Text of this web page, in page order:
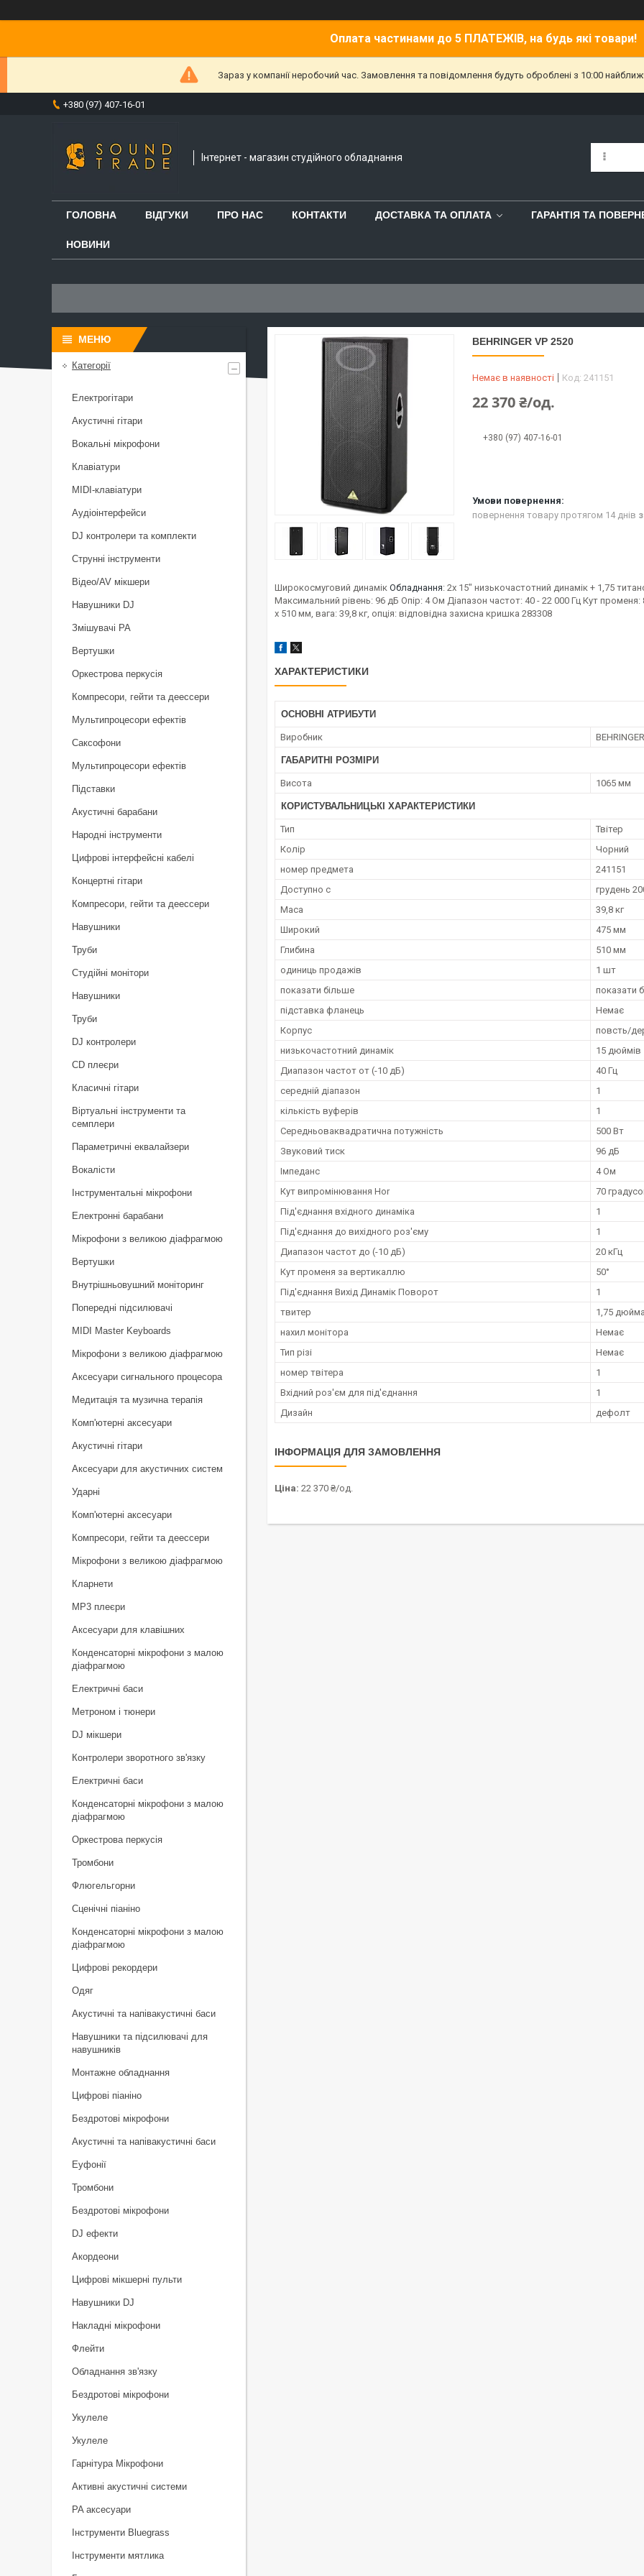
Оплата частинами до 5 ПЛАТЕЖІВ, на будь які товари!
Зараз у компанії неробочий час. Замовлення та повідомлення будуть оброблені з 10:00
+380 (97) 407-16-01
Інтернет - магазин студійного обладнання
ГОЛОВНА ВІДГУКИ ПРО НАС КОНТАКТИ ДОСТАВКА ТА ОПЛАТА ГАРАНТІЯ ТА
НОВИНИ
BEHRINGER VP 2520
Немає в наявності Код: 241151
22 370 ₴/од.
+380 (97) 407-16-01
повернення товару протягом 14 днів
Широкосмуговий динамік Обладнання: 2x 15" низькочастотний динамік + 1,75
Максимальний рівень: 96 дБ Опір: 4 Ом Діапазон частот: 40 - 22 000 Гц Кут променя:
x 510 мм, вага: 39,8 кг, опція: відповідна захисна кришка 283308
ХАРАКТЕРИСТИКИ
ОСНОВНІ АТРИБУТИ
Виробник BEHRINGER
ГАБАРИТНІ РОЗМІРИ
Висота 1065 мм
КОРИСТУВАЛЬНИЦЬКІ ХАРАКТЕРИСТИКИ
Тип
Твітер
Колір
Чорний
номер предмета
241151
Доступно с
грудень
Маса
39,8 кг
Широкий
475 мм
Глибина
510 мм
одиниць продажів
1 шт
показати більше
показати
підставка фланець
Немає
Корпус
повсть/
низькочастотний динамік
15 дюймів
Диапазон частот от (-10 дБ)
40 Гц
середній діапазон
1
кількість вуферів
1
Середньоваквадратична потужність
500 Вт
Звуковий тиск
96 дБ
Імпеданс
4 Ом
Кут випромінювання Hor
70
Під'єднання вхідного динаміка
1
Під'єднання до вихідного роз'єму
1
Диапазон частот до (-10 дБ)
20 кГц
Кут променя за вертикаллю
50°
Під'єднання Вихід Динамік Поворот
1
твитер
1,75
нахил монітора
Немає
Тип різі
Немає
номер твітера
1
Вхідний роз'єм для під'єднання
1
Дизайн
дефолт
ІНФОРМАЦІЯ ДЛЯ ЗАМОВЛЕННЯ
Ціна: 22 370 ₴/од.
Категорії
Електрогітари
Акустичні гітари
Вокальні мікрофони
Клавіатури
MIDI-клавіатури
Аудіоінтерфейси
DJ контролери та комплекти
Струнні інструменти
Відео/AV мікшери
Навушники DJ
Змішувачі PA
Вертушки
Оркестрова перкусія
Компресори, гейти та деессери
Мультипроцесори ефектів
Саксофони
Мультипроцесори ефектів
Підставки
Акустичні барабани
Народні інструменти
Цифрові інтерфейсні кабелі
Концертні гітари
Компресори, гейти та деессери
Навушники
Труби
Студійні монітори
Навушники
Труби
DJ контролери
CD плеєри
Класичні гітари
Віртуальні інструменти та
семплери
Параметричні еквалайзери
Вокалісти
Інструментальні мікрофони
Електронні барабани
Мікрофони з великою діафрагмою
Вертушки
Внутрішньовушний моніторинг
Попередні підсилювачі
MIDI Master Keyboards
Мікрофони з великою діафрагмою
Аксесуари сигнального процесора
Медитація та музична терапія
Комп'ютерні аксесуари
Акустичні гітари
Аксесуари для акустичних систем
Ударні
Комп'ютерні аксесуари
Компресори, гейти та деессери
Мікрофони з великою діафрагмою
Кларнети
MP3 плеєри
Аксесуари для клавішних
Конденсаторні мікрофони з малою
діафрагмою
Електричні баси
Метроном і тюнери
DJ мікшери
Контролери зворотного зв'язку
Електричні баси
Конденсаторні мікрофони з малою
діафрагмою
Оркестрова перкусія
Тромбони
Флюгельгорни
Сценічні піаніно
Конденсаторні мікрофони з малою
діафрагмою
Цифрові рекордери
Одяг
Акустичні та напівакустичні баси
Навушники та підсилювачі для
навушників
Монтажне обладнання
Цифрові піаніно
Бездротові мікрофони
Акустичні та напівакустичні баси
Еуфонії
Тромбони
Бездротові мікрофони
DJ ефекти
Акордеони
Цифрові мікшерні пульти
Навушники DJ
Накладні мікрофони
Флейти
Обладнання зв'язку
Бездротові мікрофони
Укулеле
Укулеле
Гарнітура Мікрофони
Активні акустичні системи
PA аксесуари
Інструменти Bluegrass
Інструменти мятлика